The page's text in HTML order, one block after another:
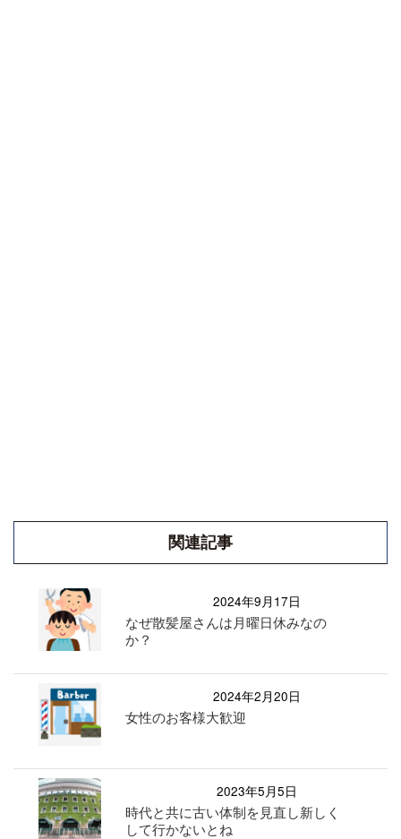
関連記事
2024年9月17日
なぜ散髪屋さんは月曜日休みなの
か？
2024年2月20日
女性のお客様大歓迎
2023年5月5日
時代と共に古い体制を見直し新しく
して行かないとね